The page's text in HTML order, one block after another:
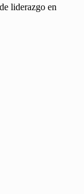
liderazgo en